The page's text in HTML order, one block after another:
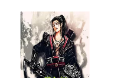
客服資訊